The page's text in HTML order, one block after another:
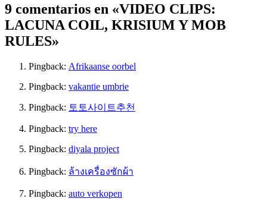
9 comentarios en «VIDEO CLIPS:
LACUNA COIL, KRISIUM Y MOB
RULES»
Pingback: Afrikaanse oorbel
Pingback: vakantie umbrie
Pingback: 토토사이트추천
Pingback: try here
Pingback: diyala project
Pingback: ล้างเครื่องซักผ้า
Pingback: auto verkopen